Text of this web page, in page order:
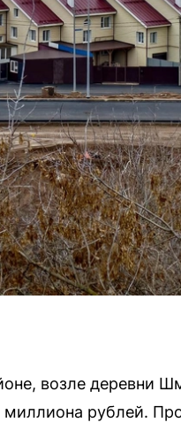
возле деревни
миллиона рублей.